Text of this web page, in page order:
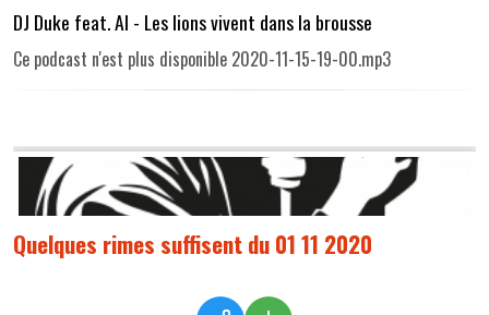
DJ Duke feat. Al - Les lions vivent dans la brousse
Ce podcast n'est plus disponible 2020-11-15-19-00.mp3
Quelques rimes suffisent du 01 11 2020